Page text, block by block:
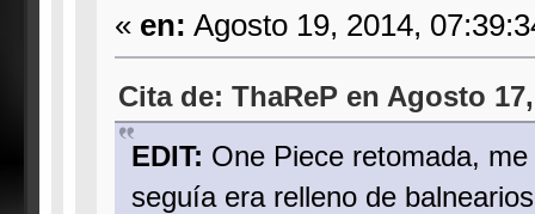
« en: Agosto 19, 2014,
Cita de: ThaReP en Agosto
EDIT: One Piece retomada,
seguía era relleno de